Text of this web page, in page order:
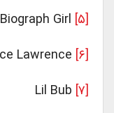
Biograph Girl
Florence Lawrence
Lil Bub